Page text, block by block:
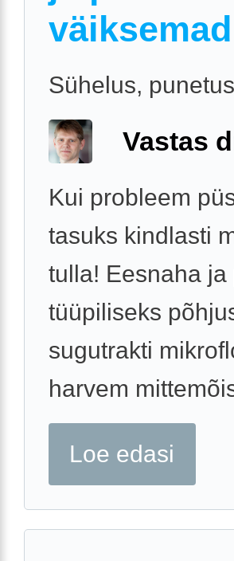
Sühelus,
Vastas
Kui probleem
tasuks kindlasti
tulla! Eesnaha
tüüpiliseks
sugutrakti
harvem
Loe edasi